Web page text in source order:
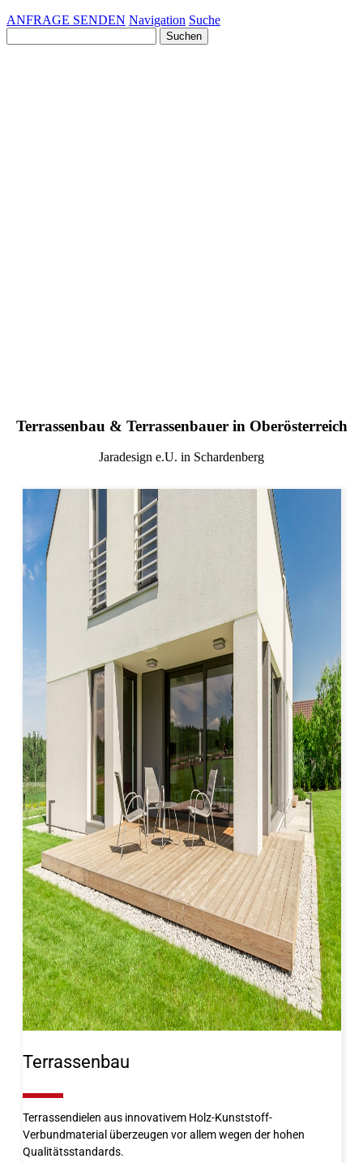
ANFRAGE SENDEN Navigation Suche
nach:
Terrassenbau & Terrassenbauer in Oberösterreich
Jaradesign e.U. in Schardenberg
Terrassenbau
Terrassendielen aus innovativem Holz-Kunststoff-
Verbundmaterial überzeugen vor allem wegen der hohen
Qualitätsstandards.